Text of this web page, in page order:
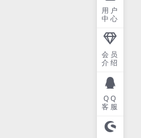
用户
中心
会员
介绍
QQ
客服